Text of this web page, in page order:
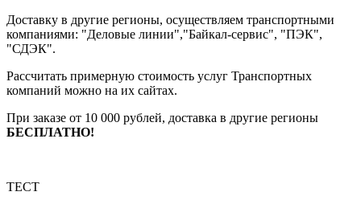
Доставку в другие регионы, осуществляем транспортными
компаниями: "Деловые линии","Байкал-сервис", "ПЭК",
"СДЭК".
Рассчитать примерную стоимость услуг Транспортных
компаний можно на их сайтах.
При заказе от 10 000 рублей, доставка в другие регионы
БЕСПЛАТНО!
ТЕСТ